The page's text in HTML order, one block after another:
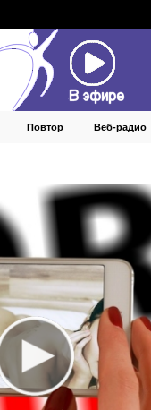
Повтор Веб‑радио